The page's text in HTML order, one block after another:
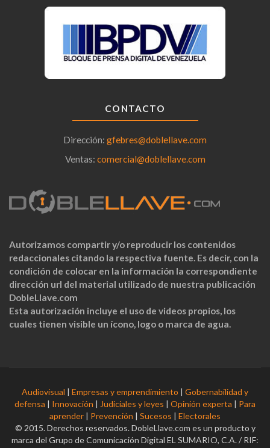
CONTACTO
Dirección: gfebres@doblellave.com
Ventas: comercial@doblellave.com
Autorizamos compartir y/o reproducir los contenidos
redaccionales citando la respectiva fuente. Es decir, con la
condición de colocar en la información la correspondiente
dirección url del material utilizado de nuestra publicación
DobleLlave.com
Esta autorización incluye el uso de videos propios, los
cuales tienen visible un ícono, logo o marca de agua.
Audiovisual | Empresas y emprendimiento | Gobernabilidad y
defensa | Innovación | Judiciales y leyes | Opinión experta | Para
aprender | Prevención | Sucesos | Electorales
© 2015. Derechos reservados. DobleLlave.com es un producto y
marca del Grupo de Comunicación Digital EL SUMARIO, C.A. / RIF: